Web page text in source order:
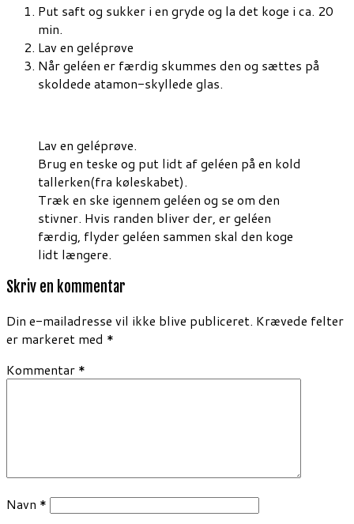
Put saft og sukker i en gryde og la det koge i ca. 20
min.
Lav en geléprøve
Når geléen er færdig skummes den og sættes på
skoldede atamon-skyllede glas.
Lav en geléprøve.
Brug en teske og put lidt af geléen på en kold
tallerken(fra køleskabet).
Træk en ske igennem geléen og se om den
stivner. Hvis randen bliver der, er geléen
færdig, flyder geléen sammen skal den koge
lidt længere.
Skriv en kommentar
Din e-mailadresse vil ikke blive publiceret. Krævede felter
er markeret med *
Kommentar *
Navn *